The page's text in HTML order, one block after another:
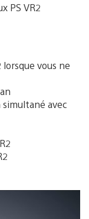
PS VR2
vous ne
avec